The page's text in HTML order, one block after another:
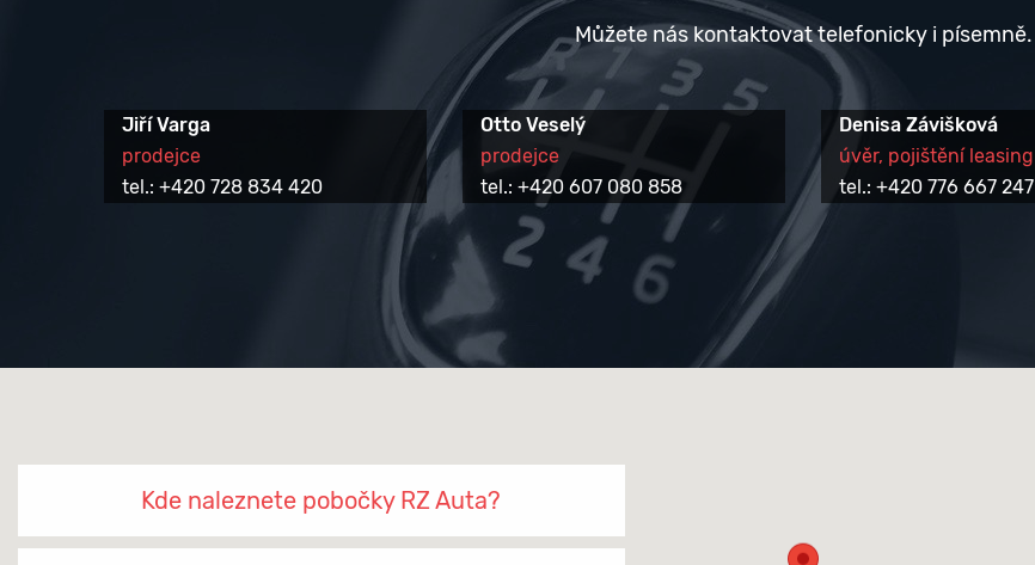
Můžete nás kontaktovat telefonicky i písemně.
Jiří Varga
prodejce
tel.: +420 728 834 420
Otto Veselý
prodejce
tel.: +420 607 080 858
Denisa Závišková
úvěr, pojištění leasing
tel.: +420 776 667 247
Kde naleznete pobočky RZ Auta?